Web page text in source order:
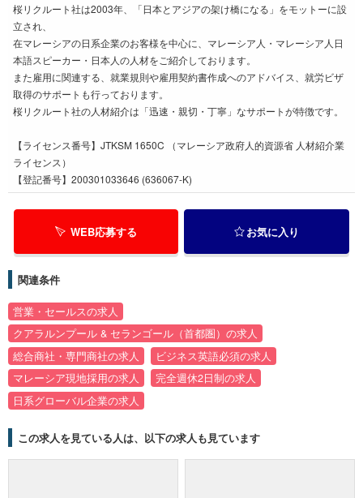
桜リクルート社は2003年、「日本とアジアの架け橋になる」をモットーに設
立され、
在マレーシアの日系企業のお客様を中心に、マレーシア人・マレーシア人日
本語スピーカー・日本人の人材をご紹介しております。
また雇用に関連する、就業規則や雇用契約書作成へのアドバイス、就労ビザ
取得のサポートも行っております。
桜リクルート社の人材紹介は「迅速・親切・丁寧」なサポートが特徴です。
【ライセンス番号】JTKSM 1650C （マレーシア政府人的資源省 人材紹介業
ライセンス）
【登記番号】200301033646 (636067-K)
WEB応募する お気に入り
関連条件
営業・セールスの求人
クアラルンプール & セランゴール（首都圏）の求人
総合商社・専門商社の求人
ビジネス英語必須の求人
マレーシア現地採用の求人
完全週休2日制の求人
日系グローバル企業の求人
この求人を見ている人は、以下の求人も見ています